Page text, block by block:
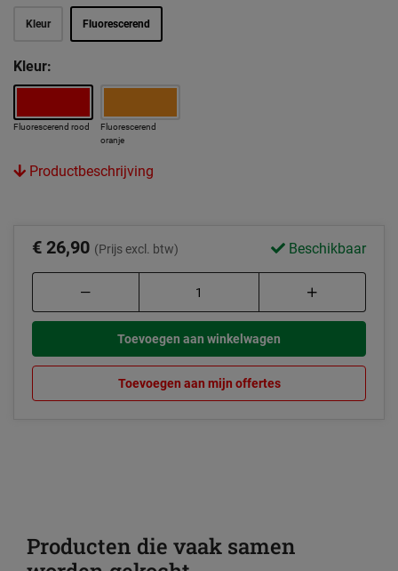
Kleur Fluorescerend
Kleur:
Fluorescerend rood
Fluorescerend
oranje
Productbeschrijving
€ 26,90 (Prijs excl. btw) Beschikbaar
Toevoegen aan winkelwagen
Toevoegen aan mijn offertes
Producten die vaak samen